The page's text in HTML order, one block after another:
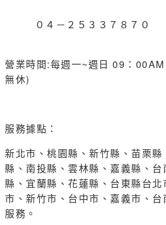
０４－２５３３７８７０
營業時間:每週一~週日 09：
無休)
服務據點：
新北市、桃園縣、新竹縣、苗栗縣
縣、南投縣、雲林縣、嘉義縣、
縣、宜蘭縣、花蓮縣、台東縣台
市、新竹市、台中市、嘉義市、
服務。